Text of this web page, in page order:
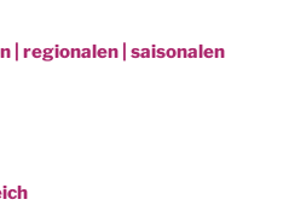
| regionalen | saisonalen